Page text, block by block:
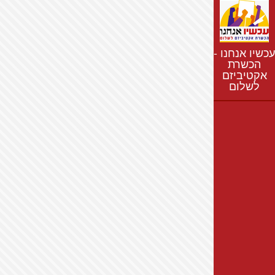
חדשות
נושאים
רשימת התנחלויות
מפת התנחלויות
עכשיו אנחנו -
הכשרת
אקטיביזם
לשלום